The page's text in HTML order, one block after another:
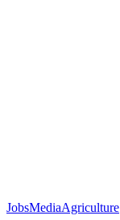
JobsMediaAgriculture